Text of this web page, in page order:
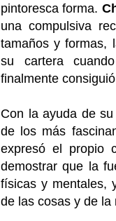
pintoresca forma.
una compulsiva
tamaños y formas,
su cartera
finalmente
Con la ayuda de
de los más
expresó el propio
demostrar que la
físicas y mentales,
de las cosas y de la